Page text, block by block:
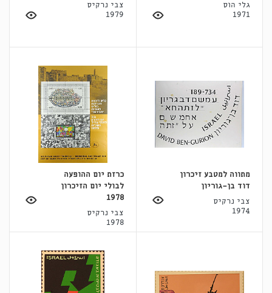
גלי הוס
1971
צבי נרקיס
1979
מתווה למטבע זיכרון
דוד בן-גוריון
צבי נרקיס
1974
כרזת יום ההופעה
לבולי יום הזיכרון
1978
צבי נרקיס
1978